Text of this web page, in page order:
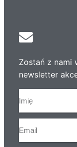
Zostań z nami
newsletter